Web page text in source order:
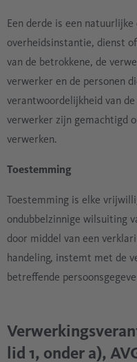
Een derde is een
overheidsinstantie, dienst
van de betrokkene, de
verwerker en de personen
verantwoordelijkheid van
verwerker zijn gemachtigd
verwerken.
Toestemming
Toestemming is elke
ondubbelzinnige wilsuiting
door middel van een
handeling, instemt met de
betreffende
lid 1, onder a),